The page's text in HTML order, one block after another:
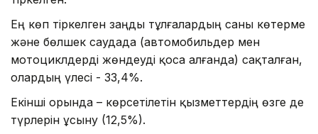
Ең көп тіркелген заңды тұлғалардың саны көтерме
және бөлшек саудада (автомобильдер мен
мотоциклдерді жөндеуді қоса алғанда) сақталған,
олардың үлесі - 33,4%.
Екінші орында – көрсетілетін қызметтердің өзге де
түрлерін ұсыну (12,5%).